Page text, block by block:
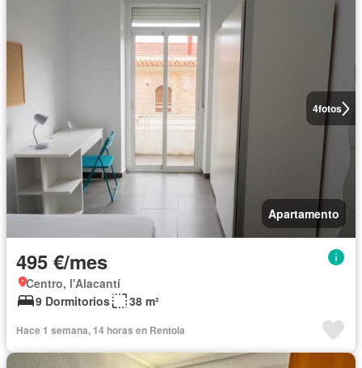
4fotos
Apartamento
495 €/mes
Centro, l'Alacantí
9 Dormitorios
38 m²
Hace 1 semana, 14 horas en Rentola